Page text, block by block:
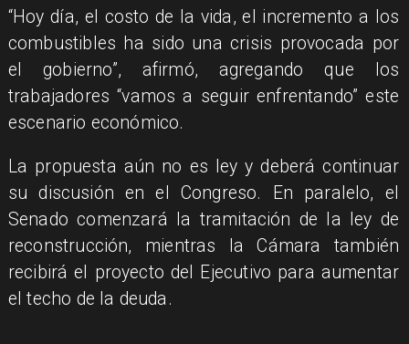
“Hoy día, el costo de la vida, el incremento a los
combustibles ha sido una crisis provocada por
el gobierno”, afirmó, agregando que los
trabajadores “vamos a seguir enfrentando” este
escenario económico.
La propuesta aún no es ley y deberá continuar
su discusión en el Congreso. En paralelo, el
Senado comenzará la tramitación de la ley de
reconstrucción, mientras la Cámara también
recibirá el proyecto del Ejecutivo para aumentar
el techo de la deuda.